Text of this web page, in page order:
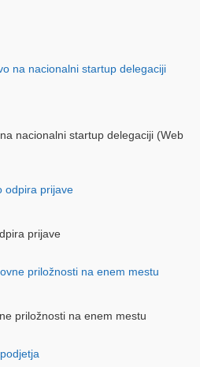
nacionalni startup delegaciji (Web
prijave
priložnosti na enem mestu